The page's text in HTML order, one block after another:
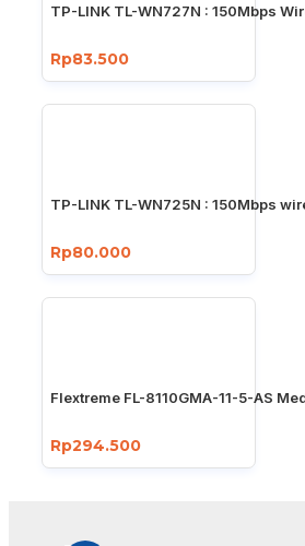
TP-LINK TL-WN727N : 150Mbps
Rp83.500
TP-LINK TL-WN725N : 150Mbps
Rp80.000
Flextreme FL-8110GMA-11-5-AS
Rp294.500